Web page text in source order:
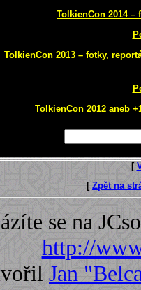
TolkienCon 2014 –
TolkienCon 2013 – fotky,
TolkienCon 2012 aneb
[
[ Zpět na
se na
http://
Jan